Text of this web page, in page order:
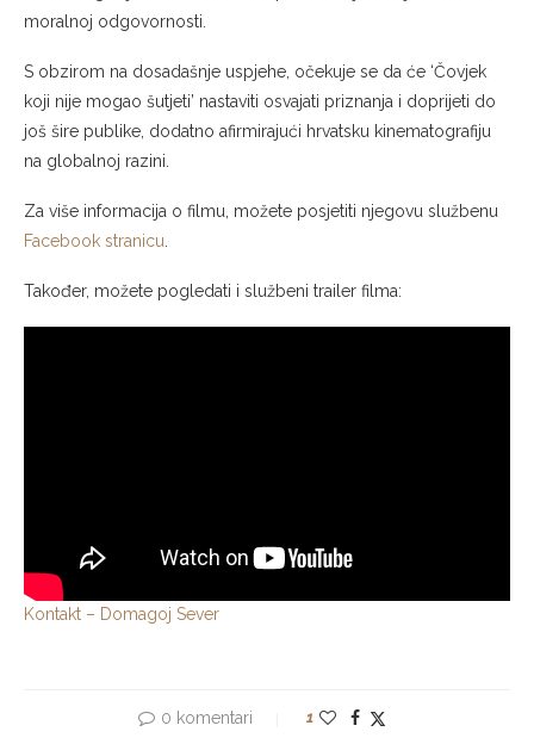
moralnoj odgovornosti.
S obzirom na dosadašnje uspjehe, očekuje se da će ‘Čovjek
koji nije mogao šutjeti’ nastaviti osvajati priznanja i doprijeti do
još šire publike, dodatno afirmirajući hrvatsku kinematografiju
na globalnoj razini.
Za više informacija o filmu, možete posjetiti njegovu službenu
Facebook stranicu
Također, možete pogledati i službeni trailer filma:
Kontakt – Domagoj Sever
0 komentari 1